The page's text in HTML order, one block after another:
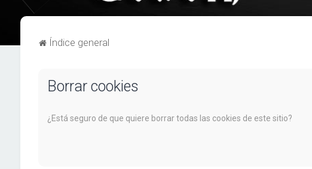
Índice general
Borrar cookies
¿Está seguro de que quiere borrar todas las cookies de este sitio?